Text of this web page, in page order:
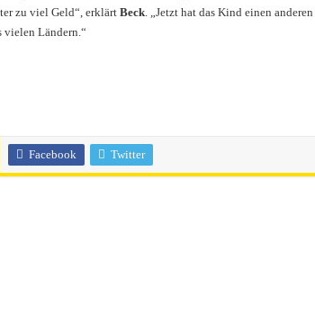
zu viel Geld“, erklärt Beck. „Jetzt hat das Kind einen
vielen Ländern.“
Facebook Twitter